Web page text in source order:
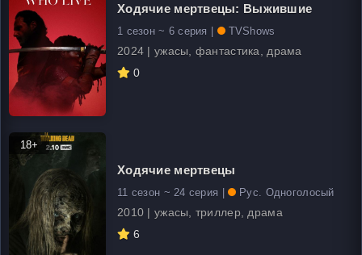
Ходячие мертвецы: Выжившие
1 сезон ~ 6 серия | TVShows
2024 | ужасы, фантастика, драма
0
18+
Ходячие мертвецы
11 сезон ~ 24 серия | Рус. Одноголосый
2010 | ужасы, триллер, драма
6